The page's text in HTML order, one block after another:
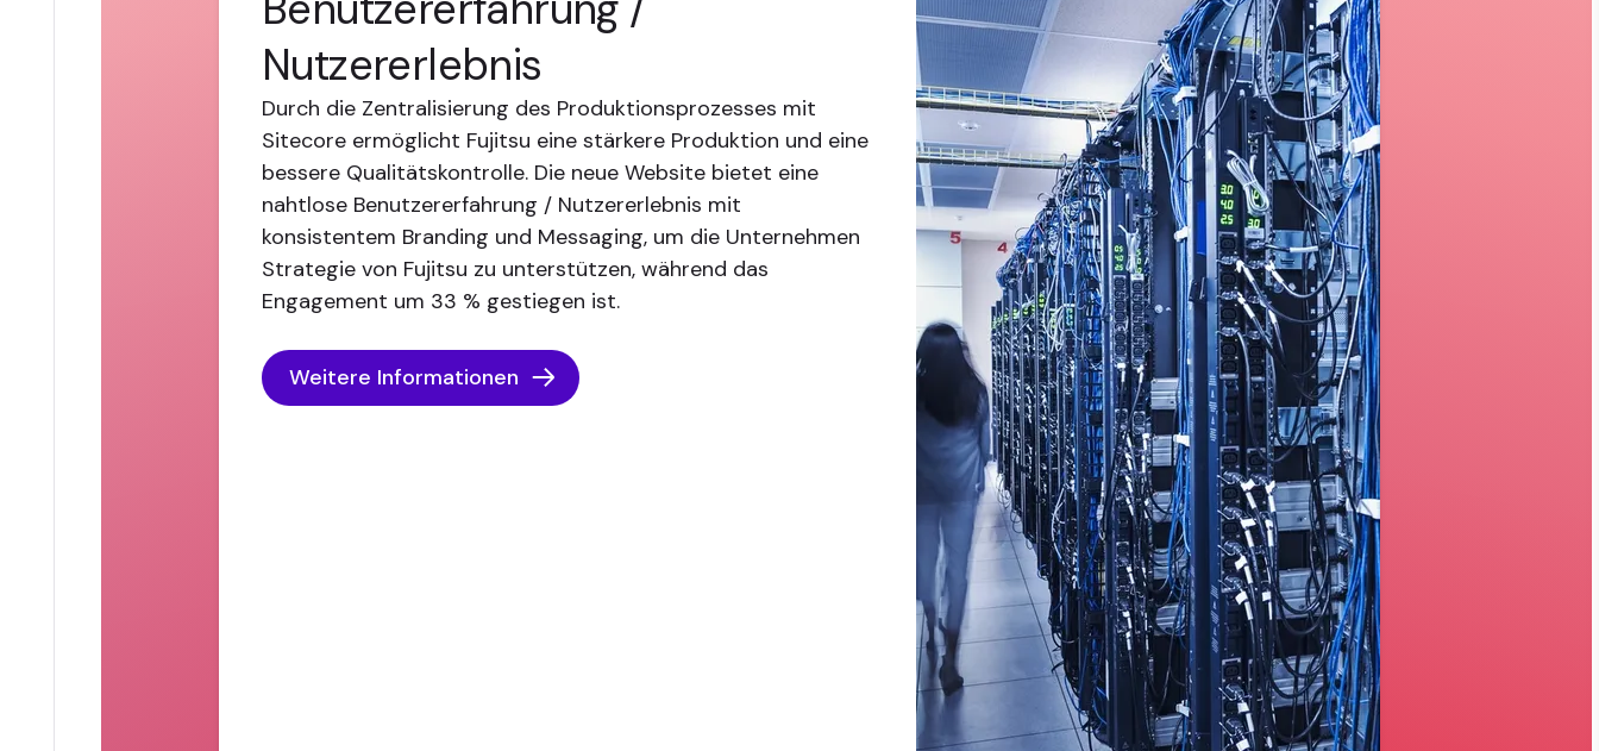
Nutzererlebnis
Durch die Zentralisierung des Produktionsprozesses mit
Sitecore ermöglicht Fujitsu eine stärkere Produktion und eine
bessere Qualitätskontrolle. Die neue Website bietet eine
nahtlose Benutzererfahrung / Nutzererlebnis mit
konsistentem Branding und Messaging, um die Unternehmen
Strategie von Fujitsu zu unterstützen, während das
Engagement um 33 % gestiegen ist.
Weitere Informationen